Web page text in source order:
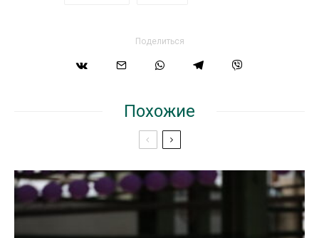
Поделиться
Похожие